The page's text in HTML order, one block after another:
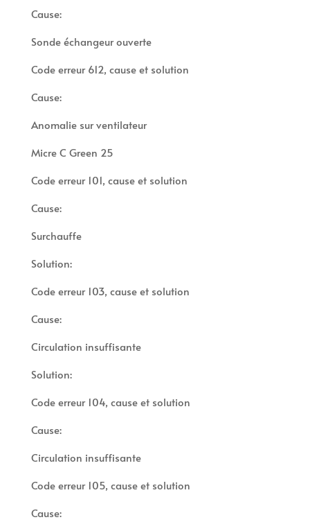
Cause:
Sonde échangeur ouverte
Code erreur 612, cause et solution
Cause:
Anomalie sur ventilateur
Micre C Green 25
Code erreur 101, cause et solution
Cause:
Surchauffe
Solution:
Code erreur 103, cause et solution
Cause:
Circulation insuffisante
Solution:
Code erreur 104, cause et solution
Cause:
Circulation insuffisante
Code erreur 105, cause et solution
Cause: